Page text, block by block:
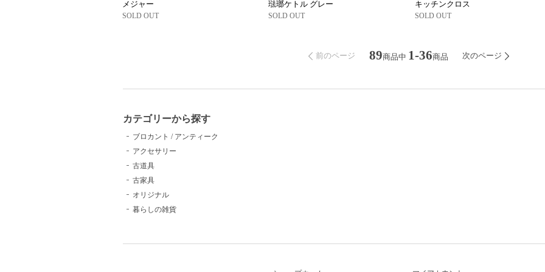
メジャー
SOLD OUT
琺瑯ケトル グレー
SOLD OUT
キッチンクロス
SOLD OUT
前のページ 89商品中 1-36商品 次のページ
カテゴリーから探す
ブロカント / アンティーク
アクセサリー
古道具
古家具
オリジナル
暮らしの雑貨